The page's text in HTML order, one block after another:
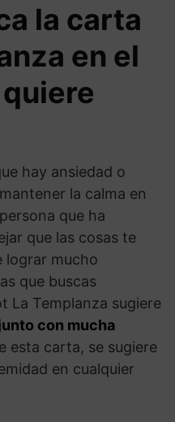
la carta
en el
hay ansiedad o
la calma en
que ha
que las cosas te
lograr mucho
que buscas
La Templanza sugiere
con mucha
esta carta, se sugiere
en cualquier